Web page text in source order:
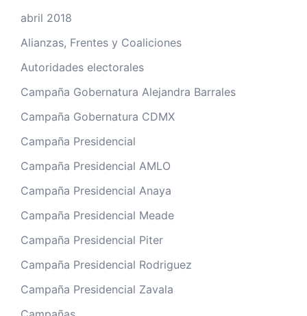
abril 2018
Alianzas, Frentes y Coaliciones
Autoridades electorales
Campaña Gobernatura Alejandra Barrales
Campaña Gobernatura CDMX
Campaña Presidencial
Campaña Presidencial AMLO
Campaña Presidencial Anaya
Campaña Presidencial Meade
Campaña Presidencial Piter
Campaña Presidencial Rodriguez
Campaña Presidencial Zavala